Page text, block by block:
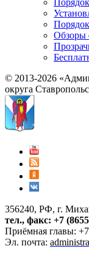
Обзоры
© 2013-2026
округа
356240, РФ, г.
тел., факс: +7
Приёмная главы:
Эл. почта: